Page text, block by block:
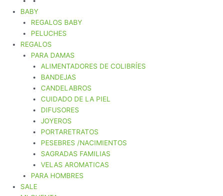
BABY
REGALOS BABY
PELUCHES
REGALOS
PARA DAMAS
ALIMENTADORES DE COLIBRÍES
BANDEJAS
CANDELABROS
CUIDADO DE LA PIEL
DIFUSORES
JOYEROS
PORTARETRATOS
PESEBRES /NACIMIENTOS
SAGRADAS FAMILIAS
VELAS AROMATICAS
PARA HOMBRES
SALE